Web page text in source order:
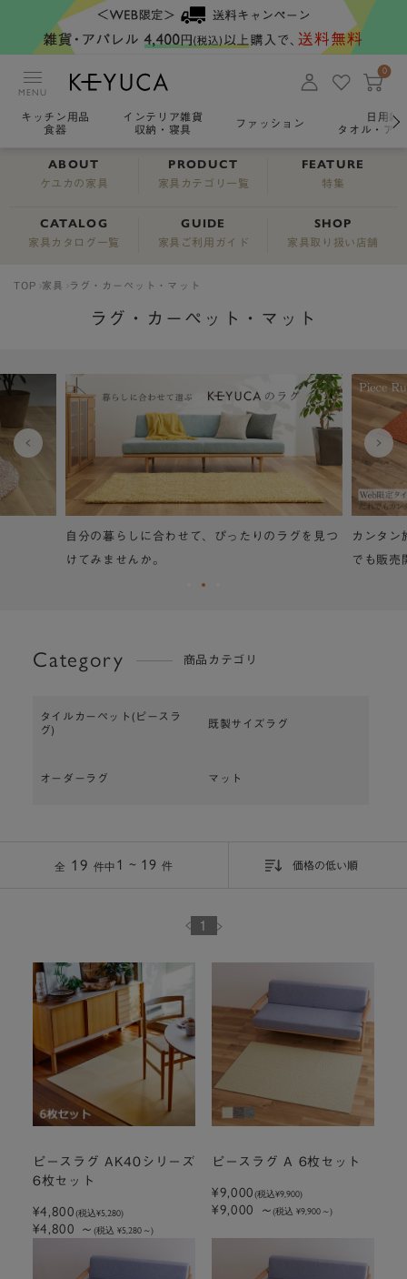
MENU
0
キッチン用品
食器
インテリア雑貨
収納・寝具
ファッション
日用雑
タオル・ア
ABOUT
ケユカの家具
PRODUCT
家具カテゴリ一覧
FEATURE
特集
CATALOG
家具カタログ一覧
GUIDE
家具ご利用ガイド
SHOP
家具取り扱い店舗
TOP 家具 ラグ・カーペット・マット
ラグ・カーペット・マット
自分の暮らしに合わせて、ぴったりのラグを見つ
けてみませんか。
カンタン
でも販売
Category 商品カテゴリ
タイルカーペット(ピースラ
グ)
既製サイズラグ
オーダーラグ マット
全 19 件中 1 ~ 19 件
1
価格の低い順
ピースラグ AK40シリーズ
6枚セット
¥4,800(税込¥5,280)
¥4,800 ～(税込 ¥5,280 ～)
ピースラグ A 6枚セット
¥9,000(税込¥9,900)
¥9,000 ～(税込 ¥9,900 ～)